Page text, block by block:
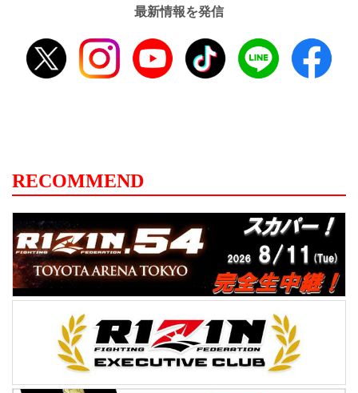
最新情報を発信
RECOMMEND